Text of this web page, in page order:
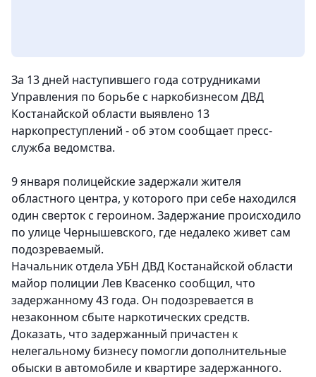
За 13 дней наступившего года сотрудниками
Управления по борьбе с наркобизнесом ДВД
Костанайской области выявлено 13
наркопреступлений - об этом сообщает пресс-
служба ведомства.
9 января полицейские задержали жителя
областного центра, у которого при себе находился
один сверток с героином. Задержание происходило
по улице Чернышевского, где недалеко живет сам
подозреваемый.
Начальник отдела УБН ДВД Костанайской области
майор полиции Лев Квасенко сообщил, что
задержанному 43 года. Он подозревается в
незаконном сбыте наркотических средств.
Доказать, что задержанный причастен к
нелегальному бизнесу помогли дополнительные
обыски в автомобиле и квартире задержанного.